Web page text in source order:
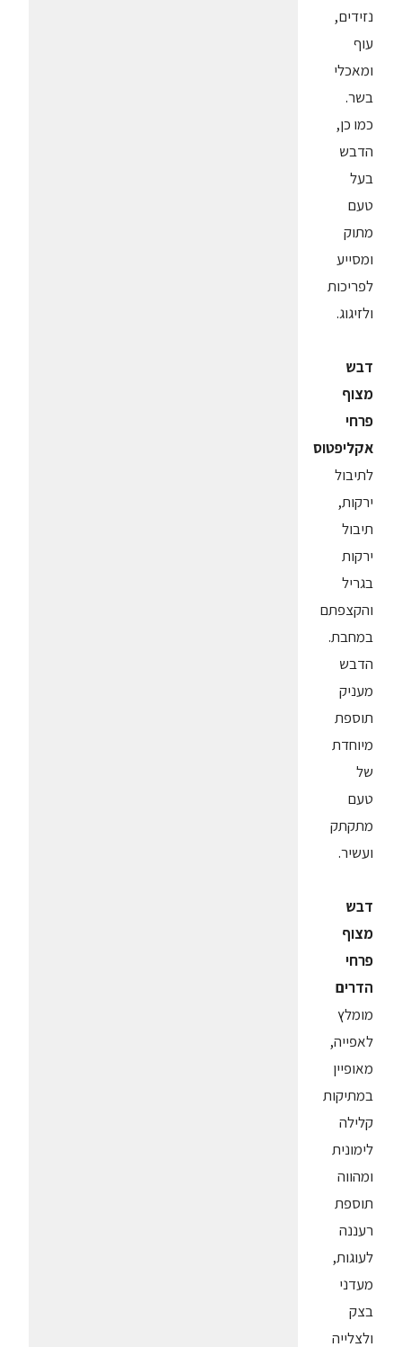
נזידים,
עוף
ומאכלי
בשר.
כמו כן,
הדבש
בעל
טעם
מתוק
ומסייע
לפריכות
ולזיגוג.
דבש
מצוף
פרחי
אקליפטוס
לתיבול
ירקות,
תיבול
ירקות
בגריל
והקצפתם
במחבת.
הדבש
מעניק
תוספת
מיוחדת
של
טעם
מתקתק
ועשיר.
דבש
מצוף
פרחי
הדרים
מומלץ
לאפייה,
מאופיין
במתיקות
קלילה
לימונית
ומהווה
תוספת
רעננה
לעוגות,
מעדני
בצק
ולצלייה